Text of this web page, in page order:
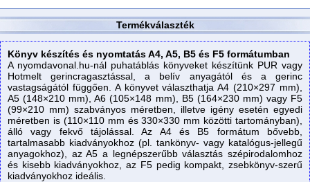
könyöklő
Kapcsolat
Bejelentkezés
Rólunk
Termékválaszték
Könyv készítés és nyomtatás A4, A5, B5 és F5 formátumban
A nyomdavonal.hu-nál puhatáblás könyveket készítünk PUR vagy
Hotmelt gerincragasztással, a belív anyagától és a gerinc
vastagságától függően. A könyvet választhatja A4 (210×297 mm),
A5 (148×210 mm), A6 (105×148 mm), B5 (164×230 mm) vagy F5
(99×210 mm) szabványos méretben, illetve igény esetén egyedi
méretben is (110×110 mm és 330×330 mm közötti tartományban),
álló vagy fekvő tájolással. Az A4 és B5 formátum bővebb,
tartalmasabb kiadványokhoz (pl. tankönyv- vagy katalógus-jellegű
anyagokhoz), az A5 a legnépszerűbb választás szépirodalomhoz
és kisebb kiadványokhoz, az F5 pedig kompakt, zsebkönyv-szerű
kiadványokhoz ideális.